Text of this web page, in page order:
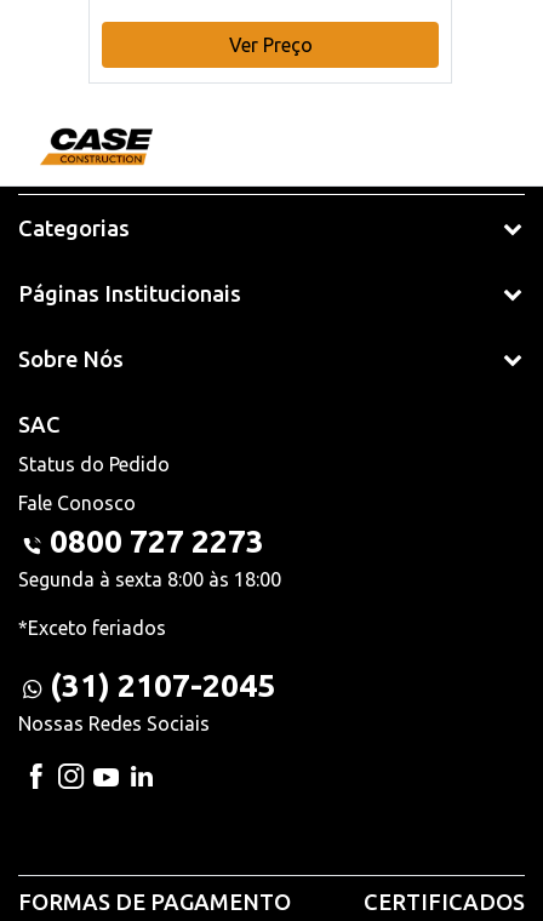
Ver Preço
Categorias
Páginas Institucionais
Sobre Nós
SAC
Status do Pedido
Fale Conosco
0800 727 2273
Segunda à sexta 8:00 às 18:00
*Exceto feriados
(31) 2107-2045
Nossas Redes Sociais
FORMAS DE PAGAMENTO CERTIFICADOS